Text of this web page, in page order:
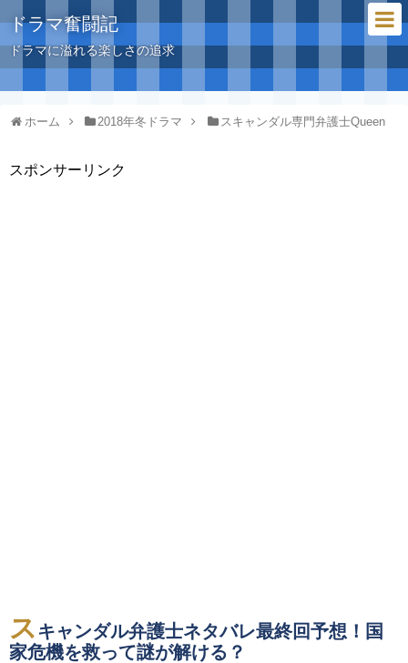
ドラマ奮闘記
ドラマに溢れる楽しさの追求
ホーム 2018年冬ドラマ スキャンダル専門弁護士Queen
スポンサーリンク
ス キャンダル弁護士ネタバレ最終回予想！国
家危機を救って謎が解ける？